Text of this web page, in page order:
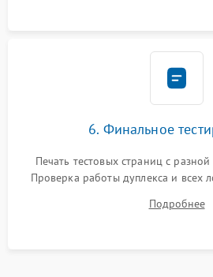
6. Финальное
Печать тестовых страниц с
Проверка работы дуплекса и всех
качества запекания тонера и
изображения перед выдачей
Подробнее